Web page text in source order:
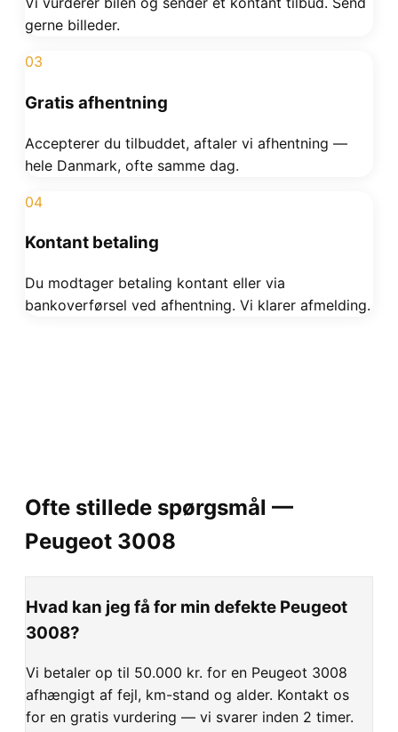
gerne billeder.
03
Gratis afhentning
Accepterer du tilbuddet, aftaler vi afhentning —
hele Danmark, ofte samme dag.
04
Kontant betaling
Du modtager betaling kontant eller via
bankoverførsel ved afhentning. Vi klarer afmelding.
Ofte stillede spørgsmål —
Peugeot 3008
Hvad kan jeg få for min defekte Peugeot
3008?
Vi betaler op til 50.000 kr. for en Peugeot 3008
afhængigt af fejl, km-stand og alder. Kontakt os
for en gratis vurdering — vi svarer inden 2 timer.